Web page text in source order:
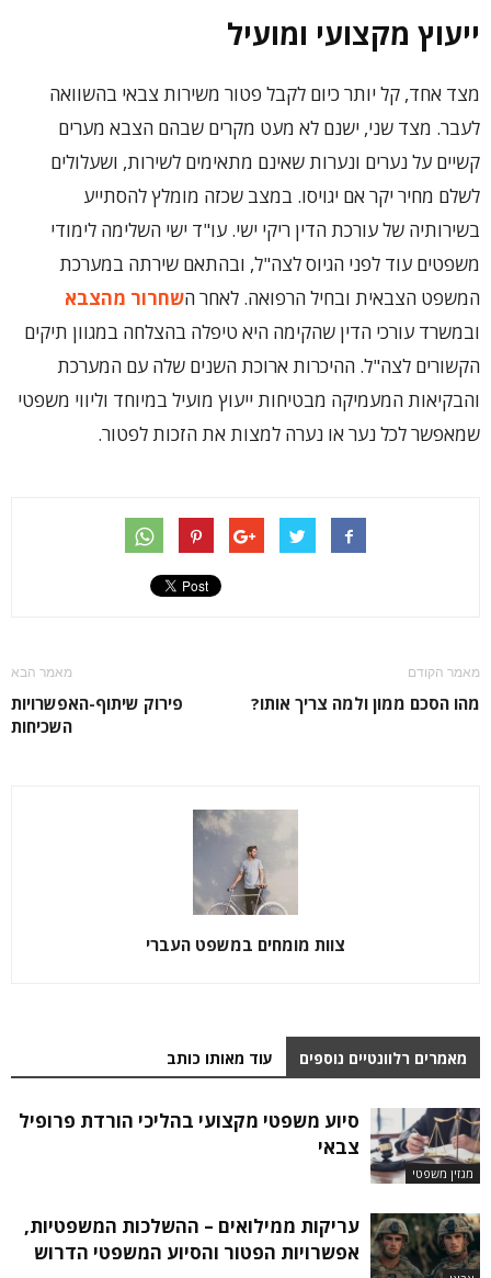
ייעוץ מקצועי ומועיל
מצד אחד, קל יותר כיום לקבל פטור משירות צבאי בהשוואה
לעבר. מצד שני, ישנם לא מעט מקרים שבהם הצבא מערים
קשיים על נערים ונערות שאינם מתאימים לשירות, ושעלולים
לשלם מחיר יקר אם יגויסו. במצב שכזה מומלץ להסתייע
בשירותיה של עורכת הדין ריקי ישי. עו"ד ישי השלימה לימודי
משפטים עוד לפני הגיוס לצה"ל, ובהתאם שירתה במערכת
המשפט הצבאית ובחיל הרפואה. לאחר השחרור מהצבא
ובמשרד עורכי הדין שהקימה היא טיפלה בהצלחה במגוון תיקים
הקשורים לצה"ל. ההיכרות ארוכת השנים שלה עם המערכת
והבקיאות המעמיקה מבטיחות ייעוץ מועיל במיוחד וליווי משפטי
שמאפשר לכל נער או נערה למצות את הזכות לפטור.
מאמר הקודם
מהו הסכם ממון ולמה צריך אותו?
מאמר הבא
פירוק שיתוף-האפשרויות
השכיחות
צוות מומחים במשפט העברי
מאמרים רלוונטיים נוספים עוד מאותו כותב
מגזין משפטי
סיוע משפטי מקצועי בהליכי הורדת פרופיל
צבאי
עריקות ממילואים – ההשלכות המשפטיות,
אפשרויות הפטור והסיוע המשפטי הדרוש